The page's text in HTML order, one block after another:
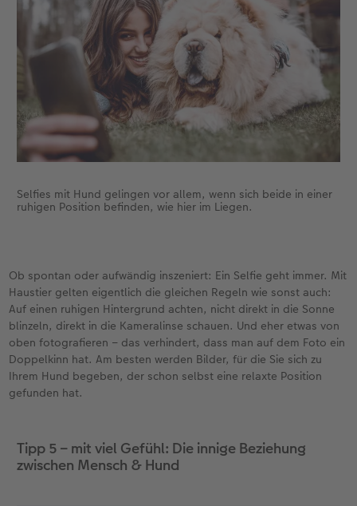
Selfies mit Hund gelingen vor allem, wenn sich beide in einer
ruhigen Position befinden, wie hier im Liegen.
Ob spontan oder aufwändig inszeniert: Ein Selfie geht immer. Mit
Haustier gelten eigentlich die gleichen Regeln wie sonst auch:
Auf einen ruhigen Hintergrund achten, nicht direkt in die Sonne
blinzeln, direkt in die Kameralinse schauen. Und eher etwas von
oben fotografieren – das verhindert, dass man auf dem Foto ein
Doppelkinn hat. Am besten werden Bilder, für die Sie sich zu
Ihrem Hund begeben, der schon selbst eine relaxte Position
gefunden hat.
Tipp 5 – mit viel Gefühl: Die innige Beziehung
zwischen Mensch & Hund